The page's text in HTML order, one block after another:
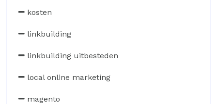
kosten
linkbuilding
linkbuilding uitbesteden
local online marketing
magento